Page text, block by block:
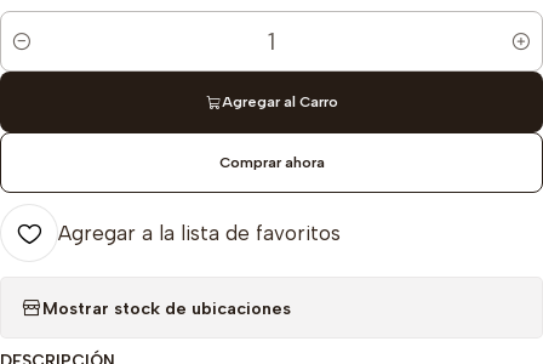
Cantidad
Agregar al Carro
Comprar ahora
Agregar a la lista de favoritos
Mostrar stock de ubicaciones